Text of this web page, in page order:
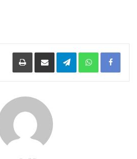
Facebook
WhatsApp
Telegramمشاركة عبر البريد طباعة